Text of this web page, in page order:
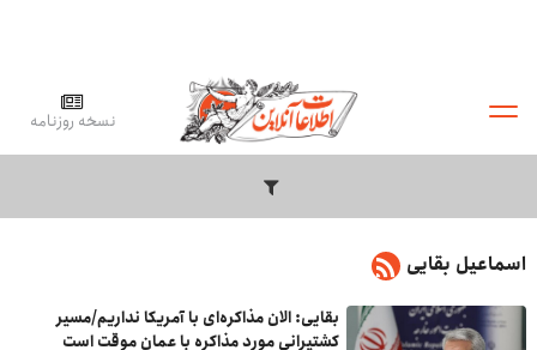
نسخه روزنامه
اسماعیل بقایی
بقایی: الان مذاکره‌ای با آمریکا نداریم/مسیر
کشتیرانی مورد مذاکره با عمان موقت است